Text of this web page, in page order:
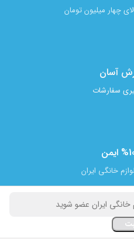
چهار میلیون تومان
آسان​
سفارشات
خانگی ایران